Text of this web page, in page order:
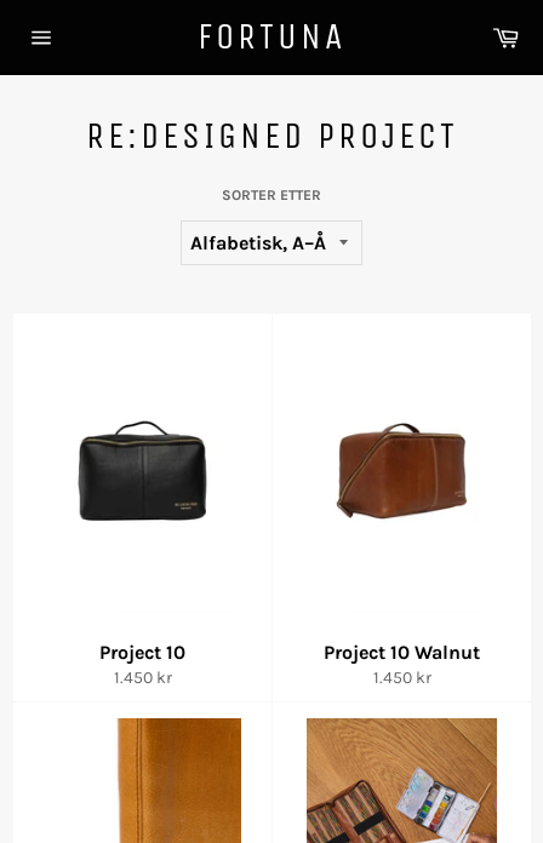
videre
FORTUNA
RE:DESIGNED PROJECT
SORTER ETTER
Project 10
Vanlig
1.450 kr
Project 10 Walnut
Vanlig
1.450 kr